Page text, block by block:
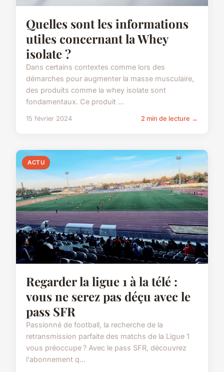
Quelles sont les informations
utiles concernant la Whey
isolate ?
Dans certains contextes comme lors des
démarches pour augmenter la masse musculaire,
des produits comme la whey isolate sont
fondamentaux. Ce produit ...
15 février 2024 2 min de lecture →
ACTU
Regarder la ligue 1 à la télé :
vous ne serez pas déçu avec le
pass SFR
Passionné de football, la recherche de la
retransmission parfaite des matchs de la Ligue 1
vous préoccupe ? Avec le pass SFR, découvrez
l'abonnement q...